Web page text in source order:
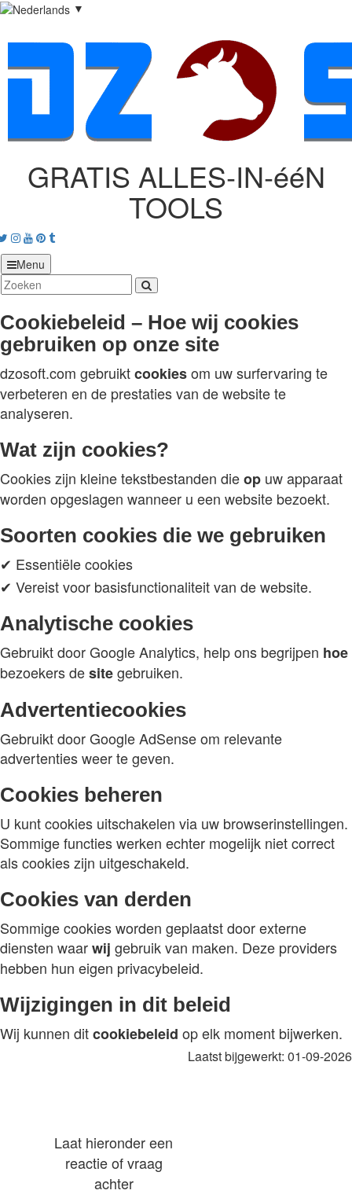
▼
GRATIS ALLES‑IN‑ééN
TOOLS
Twitter
Instagram
Youtube
Pinterest
tumblr
Menu
Cookiebeleid – Hoe wij cookies
gebruiken op onze site
dzosoft.com gebruiktcookiesom uw surfervaring te
verbeteren en de prestaties van de website te
analyseren.
Wat zijn cookies?
Cookies zijn kleine tekstbestanden dieop uw apparaat
worden opgeslagen wanneer u een website bezoekt.
Soorten cookies die we gebruiken
✔ Essentiële cookies
✔ Vereist voor basisfunctionaliteit van de website.
Analytische cookies
Gebruikt door Google Analytics, help ons begrijpen hoe
bezoekers desitegebruiken.
Advertentiecookies
Gebruikt door Google AdSense om relevante
advertenties weer te geven.
Cookies beheren
U kunt cookies uitschakelen via uw browserinstellingen.
Sommige functies werken echter mogelijk niet correct
als cookies zijn uitgeschakeld.
Cookies van derden
Sommige cookies worden geplaatst door externe
diensten waarwij gebruik van maken. Deze providers
hebben hun eigen privacybeleid.
Wijzigingen in dit beleid
Wij kunnen ditcookiebeleid op elk moment bijwerken.
Laatst bijgewerkt: 01-09-2026
Laat hieronder een
reactie of vraag
achter